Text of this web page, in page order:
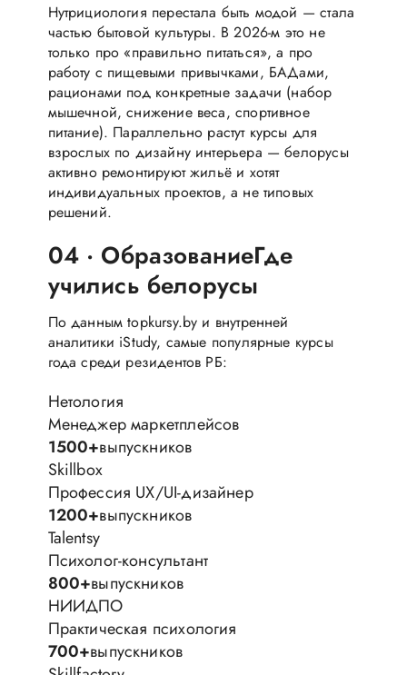
Нутрициология перестала быть модой — стала
частью бытовой культуры. В 2026-м это не
только про «правильно питаться», а про
работу с пищевыми привычками, БАДами,
рационами под конкретные задачи (набор
мышечной, снижение веса, спортивное
питание). Параллельно растут курсы для
взрослых по дизайну интерьера — белорусы
активно ремонтируют жильё и хотят
индивидуальных проектов, а не типовых
решений.
04 · ОбразованиеГде
учились белорусы
По данным topkursy.by и внутренней
аналитики iStudy, самые популярные курсы
года среди резидентов РБ:
Нетология
Менеджер маркетплейсов
1500+выпускников
Skillbox
Профессия UX/UI-дизайнер
1200+выпускников
Talentsy
Психолог-консультант
800+выпускников
НИИДПО
Практическая психология
700+выпускников